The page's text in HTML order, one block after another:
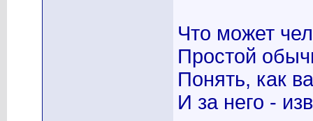
Что может
Простой
Понять, как
И за него -